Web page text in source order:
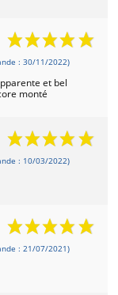
: 30/11/2022)
et bel
monté
: 10/03/2022)
: 21/07/2021)